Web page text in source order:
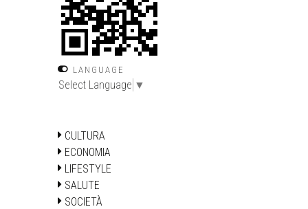
LANGUAGE
Select Language ▼
CULTURA
ECONOMIA
LIFESTYLE
SALUTE
SOCIETÀ